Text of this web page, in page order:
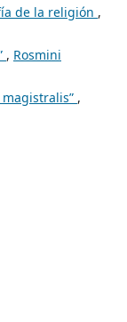
de la religión ,
, Rosmini
,